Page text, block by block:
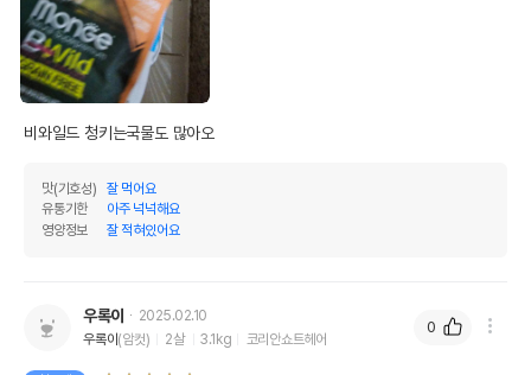
비와일드 청키는국물도 많아오
맛(기호성)
잘 먹어요
유통기한
아주 넉넉해요
영양정보
잘 적혀있어요
우록이
2025.02.10
우록이(암컷) 2살 3.1kg 코리안쇼트헤어
0